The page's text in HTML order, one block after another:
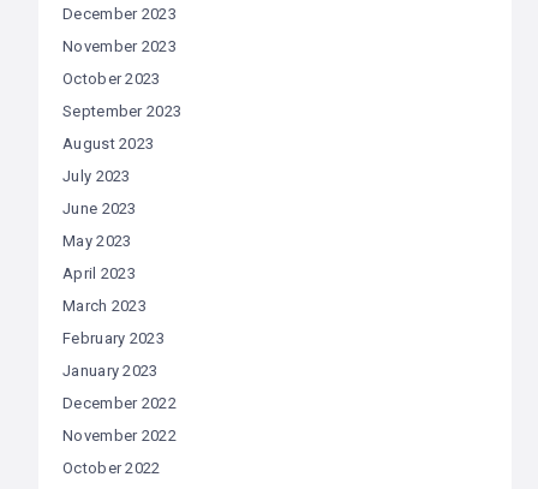
December 2023
November 2023
October 2023
September 2023
August 2023
July 2023
June 2023
May 2023
April 2023
March 2023
February 2023
January 2023
December 2022
November 2022
October 2022